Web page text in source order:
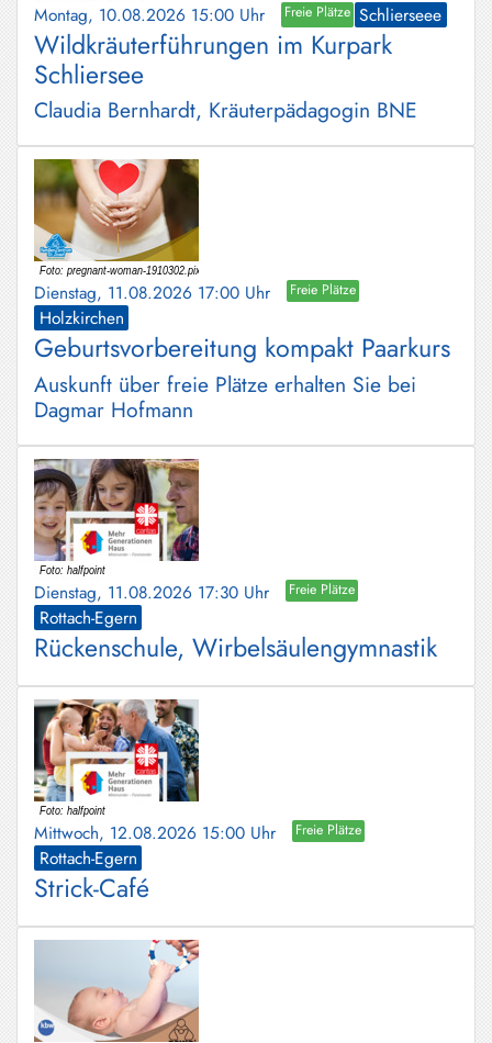
Montag, 10.08.2026 15:00 Uhr Freie Plätze Schlierseee
Wildkräuterführungen im Kurpark
Schliersee
Claudia Bernhardt, Kräuterpädagogin BNE
Dienstag, 11.08.2026 17:00 Uhr Freie Plätze
Holzkirchen
Geburtsvorbereitung kompakt Paarkurs
Auskunft über freie Plätze erhalten Sie bei
Dagmar Hofmann
Dienstag, 11.08.2026 17:30 Uhr Freie Plätze
Rottach-Egern
Rückenschule, Wirbelsäulengymnastik
Mittwoch, 12.08.2026 15:00 Uhr Freie Plätze
Rottach-Egern
Strick-Café